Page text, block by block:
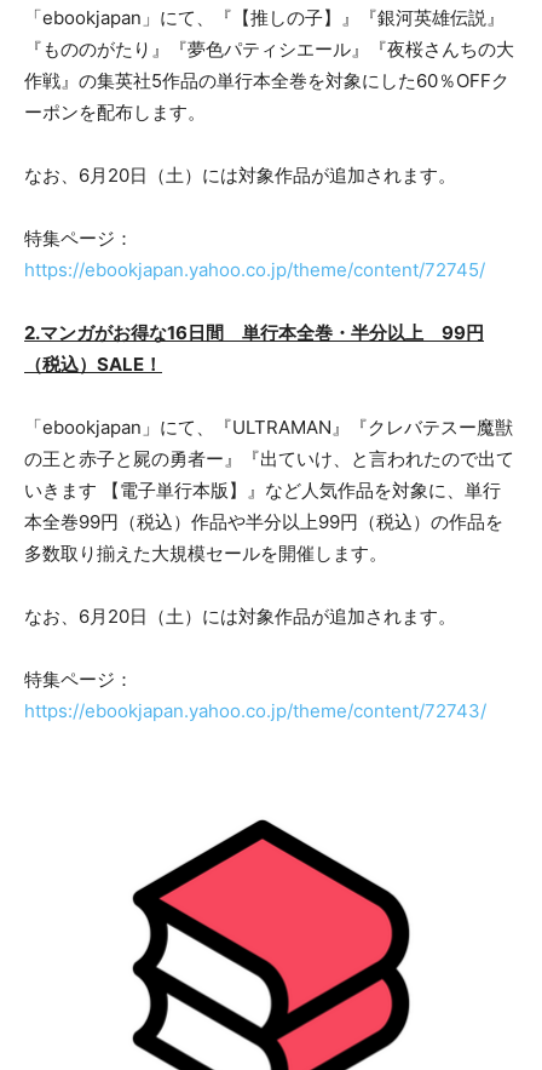
「ebookjapan」にて、『【推しの子】』『銀河英雄伝説』
『もののがたり』『夢色パティシエール』『夜桜さんちの大
作戦』の集英社5作品の単行本全巻を対象にした60％OFFク
ーポンを配布します。
なお、6月20日（土）には対象作品が追加されます。
特集ページ：
https://ebookjapan.yahoo.co.jp/theme/content/72745/
2.マンガがお得な16日間 単行本全巻・半分以上 99円
（税込）SALE！
「ebookjapan」にて、『ULTRAMAN』『クレバテスー魔獣
の王と赤子と屍の勇者ー』『出ていけ、と言われたので出て
いきます 【電子単行本版】』など人気作品を対象に、単行
本全巻99円（税込）作品や半分以上99円（税込）の作品を
多数取り揃えた大規模セールを開催します。
なお、6月20日（土）には対象作品が追加されます。
特集ページ：
https://ebookjapan.yahoo.co.jp/theme/content/72743/